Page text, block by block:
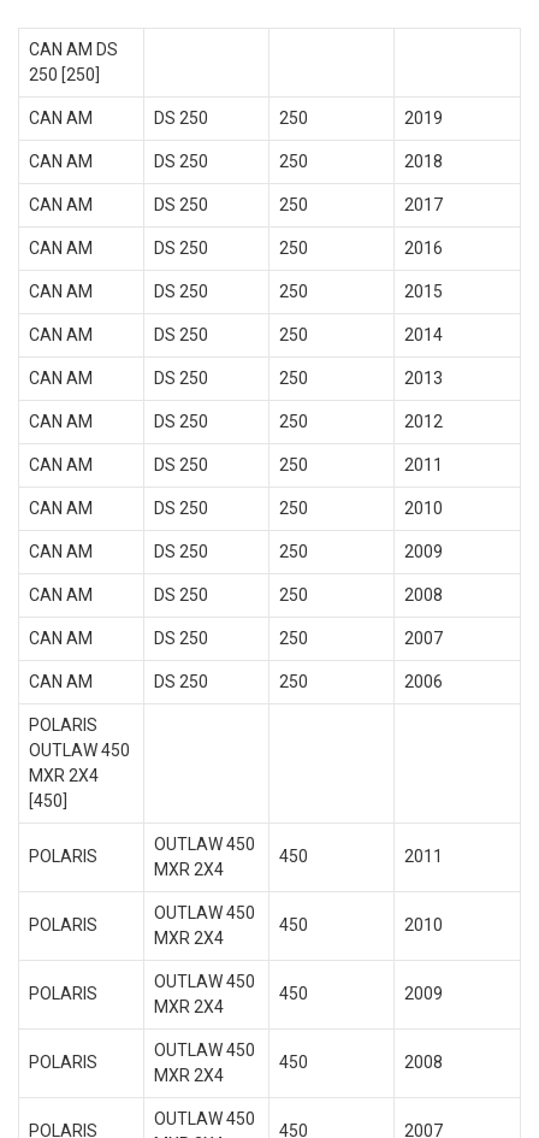
CAN AM DS
250 [250]
CAN AM DS 250 250 2019
CAN AM DS 250 250 2018
CAN AM DS 250 250 2017
CAN AM DS 250 250 2016
CAN AM DS 250 250 2015
CAN AM DS 250 250 2014
CAN AM DS 250 250 2013
CAN AM DS 250 250 2012
CAN AM DS 250 250 2011
CAN AM DS 250 250 2010
CAN AM DS 250 250 2009
CAN AM DS 250 250 2008
CAN AM DS 250 250 2007
CAN AM DS 250 250 2006
POLARIS
OUTLAW 450
MXR 2X4
[450]
POLARIS
OUTLAW 450
MXR 2X4
450 2011
POLARIS
OUTLAW 450
MXR 2X4
450 2010
POLARIS
OUTLAW 450
MXR 2X4
450 2009
POLARIS
OUTLAW 450
MXR 2X4
450 2008
POLARIS
OUTLAW 450
450 2007